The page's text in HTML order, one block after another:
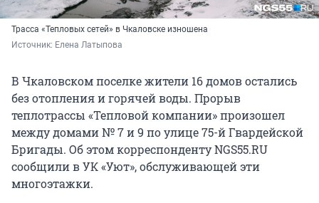
Трасса «Тепловых сетей» в Чкаловске изношена
Источник: Елена Латыпова
В Чкаловском поселке жители 16 домов остались
без отопления и горячей воды. Прорыв
теплотрассы «Тепловой компании» произошел
между домами № 7 и 9 по улице 75-й Гвардейской
Бригады. Об этом корреспонденту NGS55.RU
сообщили в УК «Уют», обслуживающей эти
многоэтажки.